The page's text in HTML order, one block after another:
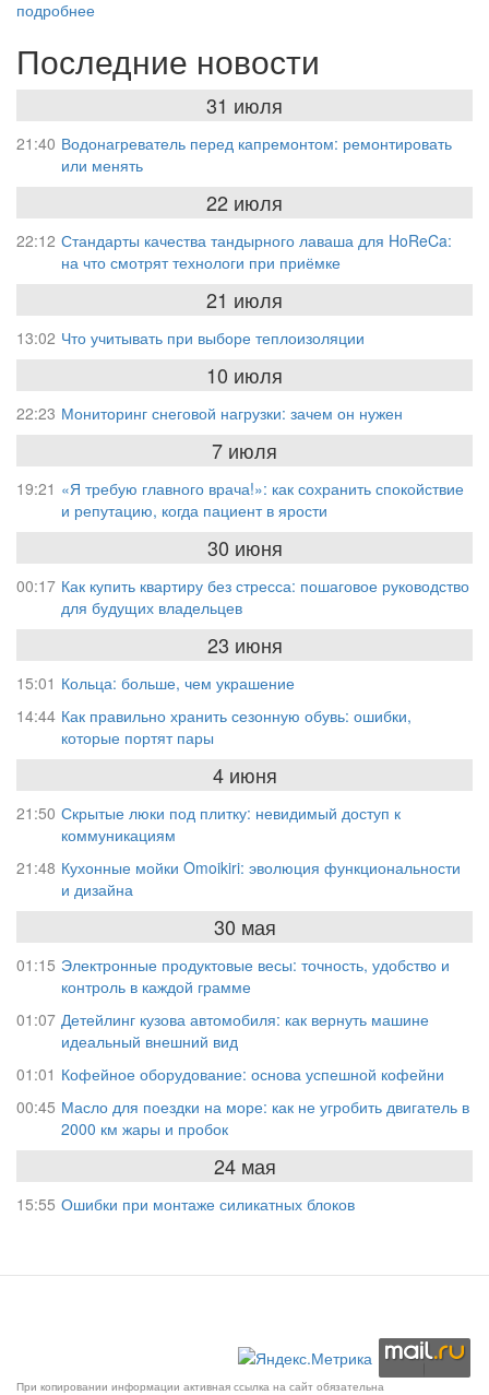
подробнее
Последние новости
31 июля
21:40 Водонагреватель перед капремонтом: ремонтировать
или менять
22 июля
22:12 Стандарты качества тандырного лаваша для HoReCa:
на что смотрят технологи при приёмке
21 июля
13:02 Что учитывать при выборе теплоизоляции
10 июля
22:23 Мониторинг снеговой нагрузки: зачем он нужен
7 июля
19:21 «Я требую главного врача!»: как сохранить спокойствие
и репутацию, когда пациент в ярости
30 июня
00:17 Как купить квартиру без стресса: пошаговое руководство
для будущих владельцев
23 июня
15:01 Кольца: больше, чем украшение
14:44 Как правильно хранить сезонную обувь: ошибки,
которые портят пары
4 июня
21:50 Скрытые люки под плитку: невидимый доступ к
коммуникациям
21:48 Кухонные мойки Omoikiri: эволюция функциональности
и дизайна
30 мая
01:15 Электронные продуктовые весы: точность, удобство и
контроль в каждой грамме
01:07 Детейлинг кузова автомобиля: как вернуть машине
идеальный внешний вид
01:01 Кофейное оборудование: основа успешной кофейни
00:45 Масло для поездки на море: как не угробить двигатель в
2000 км жары и пробок
24 мая
15:55 Ошибки при монтаже силикатных блоков
При копировании информации активная ссылка на сайт обязательна